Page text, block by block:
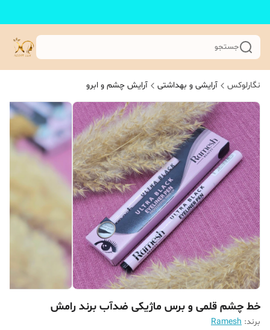
جستجو
نگارلوکس آرایشی و بهداشتی آرایش چشم و ابرو
خط چشم قلمی و برس ماژیکی ضدآب برند رامش
برند: Ramesh